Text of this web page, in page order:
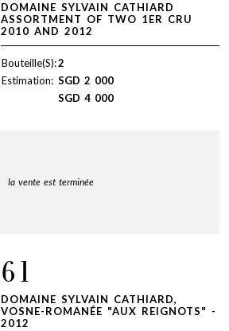
DOMAINE SYLVAIN CATHIARD
ASSORTMENT OF TWO 1ER CRU
2010 AND 2012
Bouteille(S):2
Estimation: SGD 2 000
SGD 4 000
la vente est terminée
61
DOMAINE SYLVAIN CATHIARD,
VOSNE-ROMANÉE "AUX REIGNOTS" -
2012